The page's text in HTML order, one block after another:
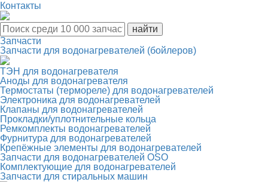
Контакты
Запчасти
Запчасти для водонагревателей (бойлеров)
ТЭН для водонагревателя
Аноды для водонагревателя
Термостаты (термореле) для водонагревателей
Электроника для водонагревателей
Клапаны для водонагревателей
Прокладки/уплотнительные кольца
Ремкомплекты водонагревателей
Фурнитура для водонагревателей
Крепёжные элементы для водонагревателей
Запчасти для водонагревателей OSO
Комплектующие для водонагревателей
Запчасти для стиральных машин